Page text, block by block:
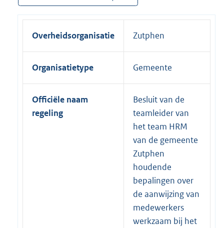
Overheidsorganisatie Zutphen
Organisatietype Gemeente
Officiële naam
regeling
Besluit van de
teamleider van
het team HRM
van de gemeente
Zutphen
houdende
bepalingen over
de aanwijzing van
medewerkers
werkzaam bij het